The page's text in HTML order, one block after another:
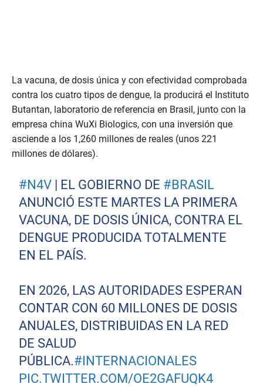
La vacuna, de dosis única y con efectividad comprobada
contra los cuatro tipos de dengue, la producirá el Instituto
Butantan, laboratorio de referencia en Brasil, junto con la
empresa china WuXi Biologics, con una inversión que
asciende a los 1,260 millones de reales (unos 221
millones de dólares).
#N4V | EL GOBIERNO DE #BRASIL
ANUNCIÓ ESTE MARTES LA PRIMERA
VACUNA, DE DOSIS ÚNICA, CONTRA EL
DENGUE PRODUCIDA TOTALMENTE
EN EL PAÍS.
EN 2026, LAS AUTORIDADES ESPERAN
CONTAR CON 60 MILLONES DE DOSIS
ANUALES, DISTRIBUIDAS EN LA RED
DE SALUD
PÚBLICA.#INTERNACIONALES
PIC.TWITTER.COM/OE2GAFUQK4